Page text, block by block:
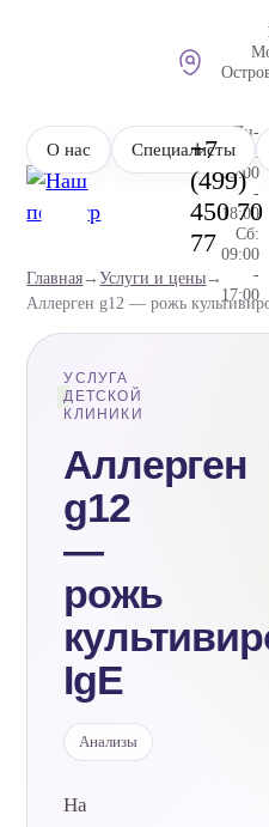
Пн-
Пт:
09:00
-
18:00
Сб:
09:00
-
17:00
+7
(499)
450 70
77
О нас Специалисты
Главная →Услуги и цены →
Аллерген g12 — рожь
УСЛУГА
ДЕТСКОЙ
КЛИНИКИ
Аллерген
g12
—
рожь
IgE
Анализы
На